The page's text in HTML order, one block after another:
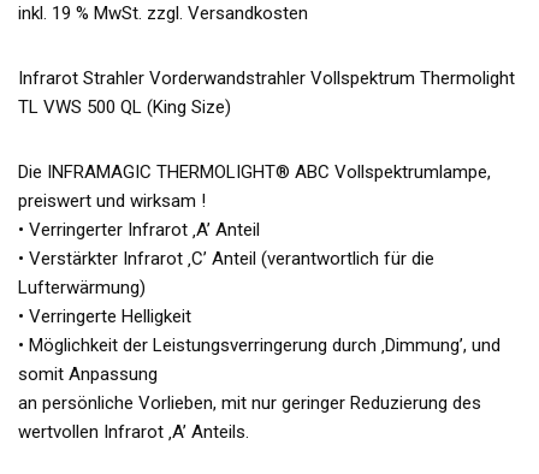
inkl. 19 % MwSt. zzgl. Versandkosten
Infrarot Strahler Vorderwandstrahler Vollspektrum Thermolight
TL VWS 500 QL (King Size)
Die INFRAMAGIC THERMOLIGHT® ABC Vollspektrumlampe,
preiswert und wirksam !
• Verringerter Infrarot ‚A’ Anteil
• Verstärkter Infrarot ‚C’ Anteil (verantwortlich für die
Lufterwärmung)
• Verringerte Helligkeit
• Möglichkeit der Leistungsverringerung durch ‚Dimmung’, und
somit Anpassung
an persönliche Vorlieben, mit nur geringer Reduzierung des
wertvollen Infrarot ‚A’ Anteils.